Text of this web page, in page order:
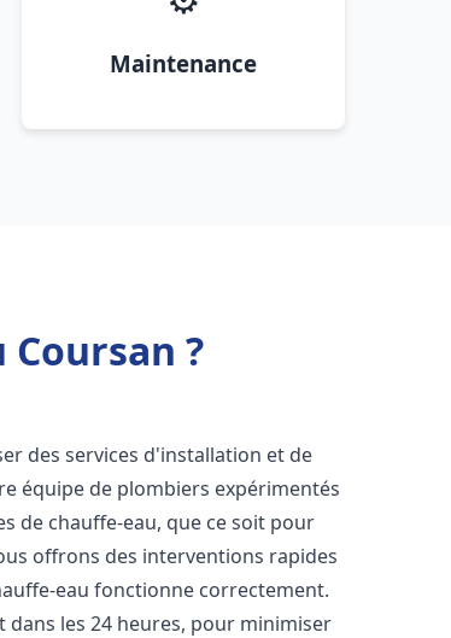
Maintenance
?
des services d'installation et de
équipe de plombiers expérimentés
de chauffe-eau, que ce soit pour
offrons des interventions rapides
eau fonctionne correctement.
les 24 heures, pour minimiser